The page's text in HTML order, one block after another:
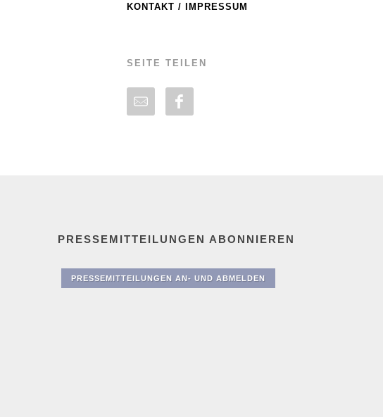
KONTAKT / IMPRESSUM
SEITE TEILEN
PRESSEMITTEILUNGEN ABONNIEREN
PRESSEMITTEILUNGEN AN- UND ABMELDEN